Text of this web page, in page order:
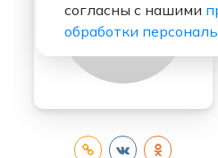
согласны с нашими
обработки